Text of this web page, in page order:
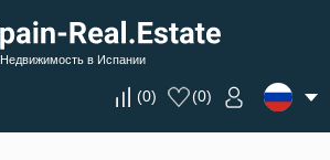
Недвижимость в Испании
(0) (0)